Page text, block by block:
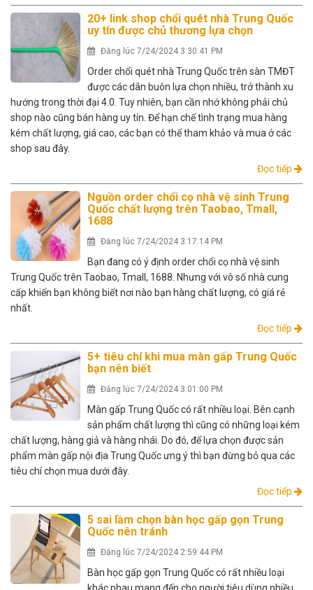
20+ link shop chổi quét nhà Trung Quốc
uy tín được chủ thương lựa chọn
Đăng lúc 7/24/2024 3:30:41 PM
Order chổi quét nhà Trung Quốc trên sàn TMĐT
được các dân buôn lựa chọn nhiều, trở thành xu
hướng trong thời đại 4.0. Tuy nhiên, bạn cần nhớ không phải chủ
shop nào cũng bán hàng uy tín. Để hạn chế tình trạng mua hàng
kém chất lượng, giá cao, các bạn có thể tham khảo và mua ở các
shop sau đây.
Đọc tiếp
Nguồn order chổi cọ nhà vệ sinh Trung
Quốc chất lượng trên Taobao, Tmall,
1688
Đăng lúc 7/24/2024 3:17:14 PM
Bạn đang có ý định order chổi cọ nhà vệ sinh
Trung Quốc trên Taobao, Tmall, 1688. Nhưng với vô số nhà cung
cấp khiến bạn không biết nơi nào bạn hàng chất lượng, có giá rẻ
nhất.
Đọc tiếp
5+ tiêu chí khi mua màn gấp Trung Quốc
bạn nên biết
Đăng lúc 7/24/2024 3:01:00 PM
Màn gấp Trung Quốc có rất nhiều loại. Bên cạnh
sản phẩm chất lượng thì cũng có những loại kém
chất lượng, hàng giả và hàng nhái. Do đó, để lựa chọn được sản
phẩm màn gấp nội địa Trung Quốc ưng ý thì bạn đừng bỏ qua các
tiêu chí chọn mua dưới đây.
Đọc tiếp
5 sai lầm chọn bàn học gấp gọn Trung
Quốc nên tránh
Đăng lúc 7/24/2024 2:59:44 PM
Bàn học gấp gọn Trung Quốc có rất nhiều loại